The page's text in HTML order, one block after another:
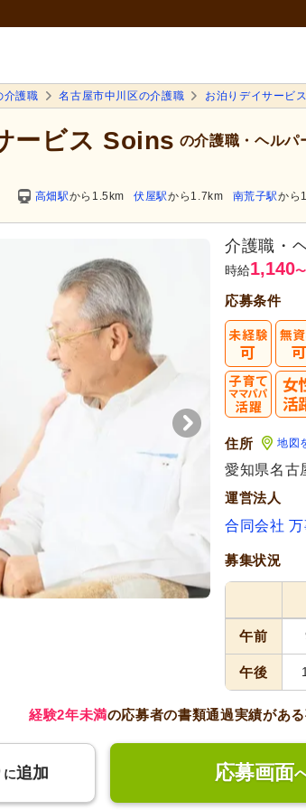
介護職 名古屋市中川区の介護職 お泊りデイサービ
ービス Soins の介護職・ヘルパ
高畑駅から1.5km 伏屋駅から1.7km 南荒子駅から
介護職・
時給1,140〜
応募条件
住所 地図
愛知県名古
運営法人
合同会社 万
募集状況
午前
午後
経験2年未満の応募者の書類通過実績があ
に追加 応募画面